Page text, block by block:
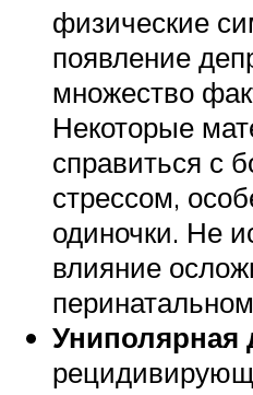
физические
появление
множество
Некоторые
справиться с
стрессом,
одиночки. Не
влияние
Униполярная